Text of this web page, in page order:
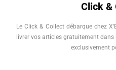
Click &
Le Click & Collect débarque chez
livrer vos articles gratuitement
exclusivement